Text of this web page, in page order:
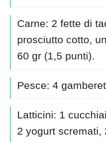
Carne: 2 fette di
prosciutto cotto,
60 gr (1,5 punti).
Pesce: 4
Latticini: 1
2 yogurt scremati,